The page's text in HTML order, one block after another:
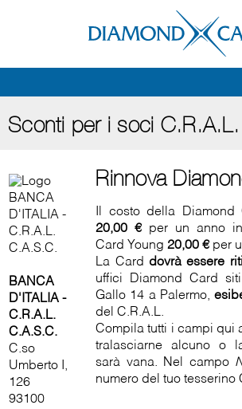
Sconti per i soci C.R.A.L.
BANCA
D'ITALIA -
C.R.A.L.
C.A.S.C.
C.so
Umberto I,
126
93100
Rinnova
Il costo della
20,00 €per un anno
Card Young20,00 €per
La Card dovrà essere
uffici Diamond Card
Gallo 14 a Palermo,
del C.R.A.L.
Compila tutti i campi qui
tralasciarne alcuno o
sarà vana. Nel campo
numero del tuo tesserino